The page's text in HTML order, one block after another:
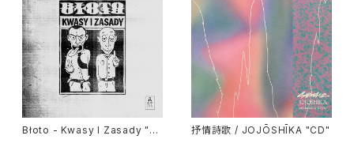
Błoto - Kwasy I Zasady "L
抒情詩歌 / JOJŌSHĪKA "CD"